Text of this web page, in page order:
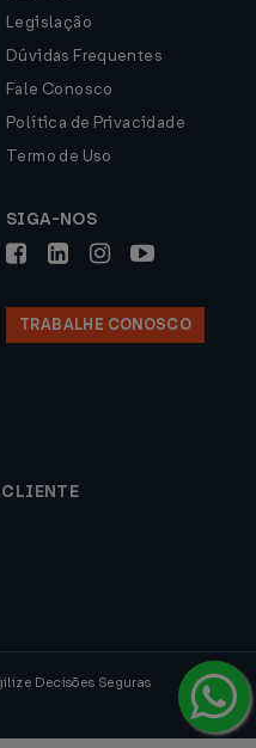
Legislação
Dúvidas Frequentes
Fale Conosco
Política de Privacidade
Termo de Uso
SIGA-NOS
TRABALHE CONOSCO
CLIENTE
Decisões Seguras